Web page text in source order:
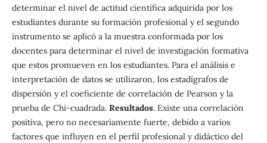
determinar el nivel de actitud científica adquirida por los
estudiantes durante su formación profesional y el segundo
instrumento se aplicó a la muestra conformada por los
docentes para determinar el nivel de investigación formativa
que estos promueven en los estudiantes. Para el análisis e
interpretación de datos se utilizaron, los estadígrafos de
dispersión y el coeficiente de correlación de Pearson y la
prueba de Chi-cuadrada. Resultados. Existe una correlación
positiva, pero no necesariamente fuerte, debido a varios
factores que influyen en el perfil profesional y didáctico del